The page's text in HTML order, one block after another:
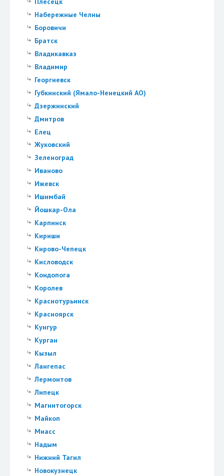
Набережные Челны
Боровичи
Братск
Владикавказ
Владимир
Георгиевск
Губкинский (Ямало-Ненецкий АО)
Дзержинский
Дмитров
Елец
Жуковский
Зеленоград
Иваново
Ижевск
Ишимбай
Йошкар-Ола
Карпинск
Кириши
Кирово-Чепецк
Кисловодск
Кондопога
Королев
Краснотурьинск
Красноярск
Кунгур
Курган
Кызыл
Лангепас
Лермонтов
Липецк
Магнитогорск
Майкоп
Миасс
Надым
Нижний Тагил
Новокузнецк